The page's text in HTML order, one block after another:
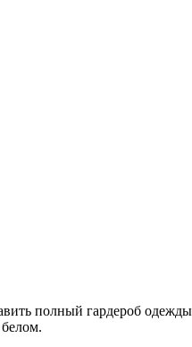
полный гардероб